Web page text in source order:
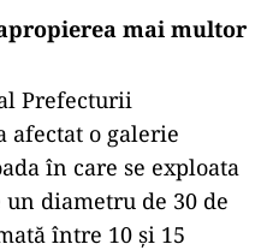
mai multor
Prefecturii
afectat o galerie
în care se exploata
diametru de 30 de
între 10 și 15